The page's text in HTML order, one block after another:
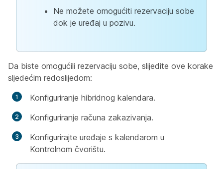
Ne možete omogućiti rezervaciju sobe
dok je uređaj u pozivu.
Da biste omogućili rezervaciju sobe, slijedite ove korake
sljedećim redoslijedom:
Konfiguriranje hibridnog kalendara.
Konfiguriranje računa zakazivanja.
Konfigurirajte uređaje s kalendarom u
Kontrolnom čvorištu.